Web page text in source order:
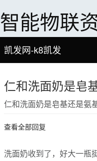
智能物联
凯发网-k8凯发
仁和洗面奶是皂
仁和洗面奶是皂基还是氨
查看全部回复
洗面奶收到了，好大一瓶